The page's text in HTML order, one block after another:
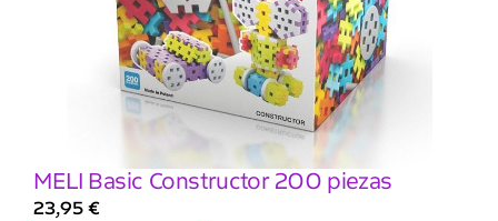
MELI Basic Constructor 200 piezas
23,95 €